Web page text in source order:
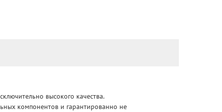
высокого качества.
компонентов и гарантированно не